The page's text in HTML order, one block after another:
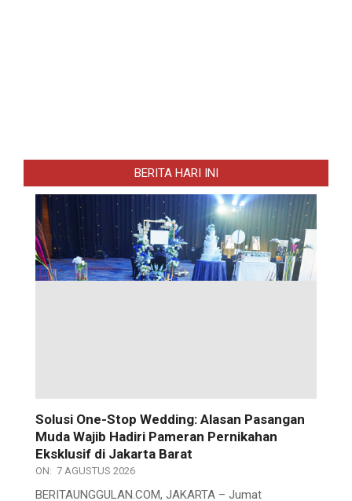
BERITA HARI INI
Solusi One-Stop Wedding: Alasan Pasangan
Muda Wajib Hadiri Pameran Pernikahan
Eksklusif di Jakarta Barat
ON: 7 AGUSTUS 2026
BERITAUNGGULAN.COM, JAKARTA – Jumat